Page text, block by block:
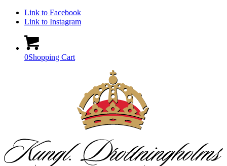
Link to Facebook
Link to Instagram
0Shopping Cart